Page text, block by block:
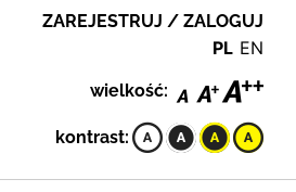
ZAREJESTRUJ / ZALOGUJ
PL EN
wielkość:
kontrast: